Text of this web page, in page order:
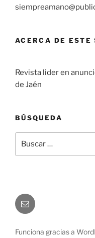
ACERCA DE ESTE
Revista lider en
de Jaén
BÚSQUEDA
por:
Correo
electrónico
Funciona gracias a